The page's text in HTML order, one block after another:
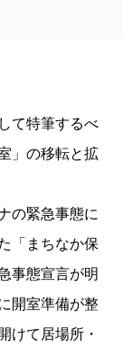
て特筆するべ
」の移転と拡
の緊急事態に
「まちなか保
事態宣言が明
開室準備が整
けて居場所・